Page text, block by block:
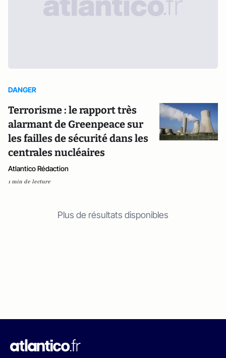
DANGER
Terrorisme : le rapport très
alarmant de Greenpeace sur
les failles de sécurité dans les
centrales nucléaires
Atlantico Rédaction
1 min de lecture
Plus de résultats disponibles